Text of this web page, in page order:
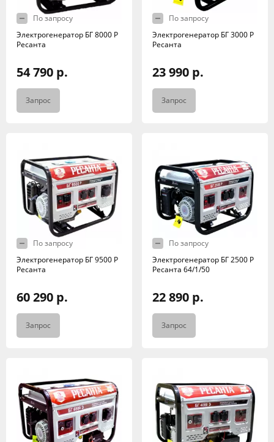
По запросу
Электрогенератор БГ 8000 Р
Ресанта
54 790 р.
Запрос
По запросу
Электрогенератор БГ 3000 Р
Ресанта
23 990 р.
Запрос
По запросу
Электрогенератор БГ 9500 Р
Ресанта
60 290 р.
Запрос
По запросу
Электрогенератор БГ 2500 Р
Ресанта 64/1/50
22 890 р.
Запрос